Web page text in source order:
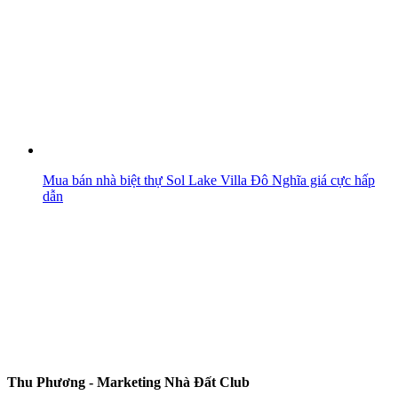
Mua bán nhà biệt thự Sol Lake Villa Đô Nghĩa giá cực hấp
dẫn
Thu Phương - Marketing Nhà Đất Club